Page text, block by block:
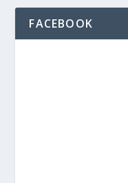
FACEBOOK